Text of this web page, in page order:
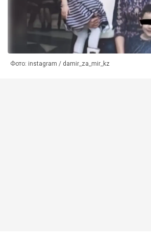
Фото: instagram / damir_za_mir_kz